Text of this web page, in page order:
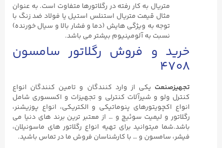
متریال به کار رفته در رگلاتورها متفاوت است. به عنوان
مثال قیمت متریال استنلس استیل یا فولاد ضد زنگ با
توجه به ویژگی هایش (دما و فشار بالا و سیال خورنده)
نسبت به آلومینیوم بیشتر می باشد.
خرید و فروش رگلاتور سامسون
۴۷۰۸
تجهیزصنعت یکی از وارد کنندگان و تامین کنندگان انواع
کنترل ولو و شیرآلات کنترلی و تجهیزات و اکسسوری شامل
انواع اکچویتورهای پنوماتیکی و الکتریکی، انواع پوزیشنر،
رگلاتور و لیمیت سوئیچ و … از معتبر ترین برند های دنیا می
باشد.شما میتوانید برای تهیه انواع رگلاتور های ماسونیلان،
فیشر، سامسون و … با کارشناسان فروش ما در تماس باشید.